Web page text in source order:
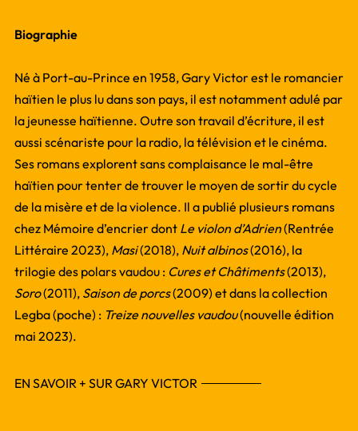
Biographie
Né à Port-au-Prince en 1958, Gary Victor est le romancier
haïtien le plus lu dans son pays, il est notamment adulé par
la jeunesse haïtienne. Outre son travail d’écriture, il est
aussi scénariste pour la radio, la télévision et le cinéma.
Ses romans explorent sans complaisance le mal-être
haïtien pour tenter de trouver le moyen de sortir du cycle
de la misère et de la violence. Il a publié plusieurs romans
chez Mémoire d’encrier dont Le violon d’Adrien(Rentrée
Littéraire 2023), Masi(2018), Nuit albinos(2016), la
trilogie des polars vaudou : Cures et Châtiments(2013),
Soro(2011), Saison de porcs(2009) et dans la collection
Legba (poche) : Treize nouvelles vaudou(nouvelle édition
mai 2023).
EN SAVOIR + SUR GARY VICTOR